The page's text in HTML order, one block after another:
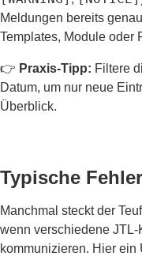
Meldungen bereits
Templates, Module oder
👉 Praxis-Tipp: Filtere
Datum, um nur neue
Überblick.
Typische
Manchmal steckt der
wenn verschiedene
kommunizieren. Hier